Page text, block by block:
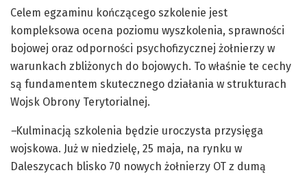
Celem egzaminu kończącego szkolenie jest
kompleksowa ocena poziomu wyszkolenia, sprawności
bojowej oraz odporności psychofizycznej żołnierzy w
warunkach zbliżonych do bojowych. To właśnie te cechy
są fundamentem skutecznego działania w strukturach
Wojsk Obrony Terytorialnej.
–Kulminacją szkolenia będzie uroczysta przysięga
wojskowa. Już w niedzielę, 25 maja, na rynku w
Daleszycach blisko 70 nowych żołnierzy OT z dumą